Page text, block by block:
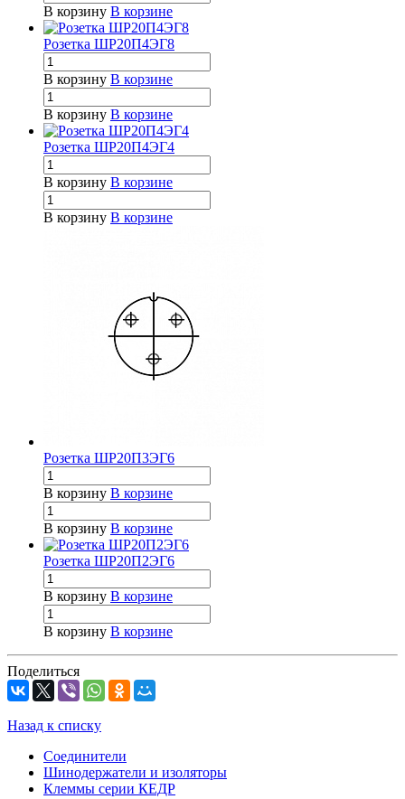
В корзину В корзине
Розетка ШР20П4ЭГ8
В корзину В корзине
В корзину В корзине
Розетка ШР20П4ЭГ4
В корзину В корзине
В корзину В корзине
Розетка ШР20П3ЭГ6
В корзину В корзине
В корзину В корзине
Розетка ШР20П2ЭГ6
В корзину В корзине
В корзину В корзине
Поделиться
Назад к списку
Соединители
Шинодержатели и изоляторы
Клеммы серии КЕДР